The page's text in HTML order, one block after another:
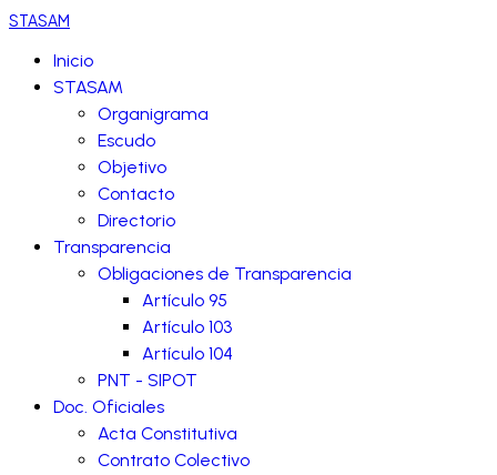
STASAM
Inicio
STASAM
Organigrama
Escudo
Objetivo
Contacto
Directorio
Transparencia
Obligaciones de Transparencia
Artículo 95
Artículo 103
Artículo 104
PNT - SIPOT
Doc. Oficiales
Acta Constitutiva
Contrato Colectivo